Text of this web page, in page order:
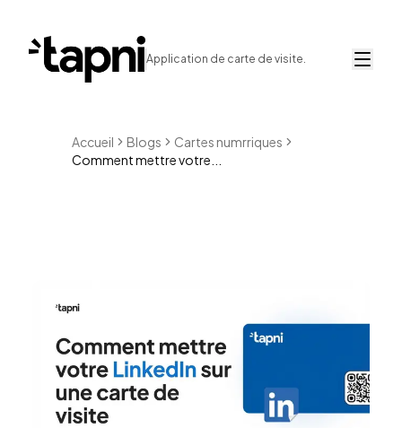
Application de carte de visite.
Accueil Blogs
Cartes numrriques
Comment mettre votre...